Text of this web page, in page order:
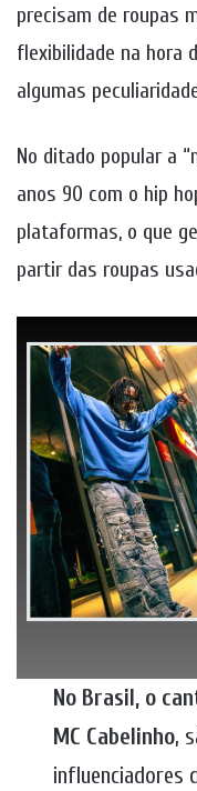
precisam de roupas
flexibilidade na hora
algumas
No ditado popular a
anos 90 com o hip
plataformas, o que
partir das roupas
No Brasil, o
MC Cabelinho,
influenciadores